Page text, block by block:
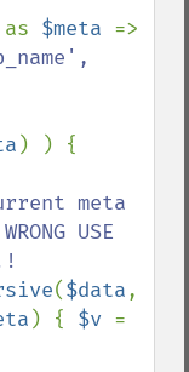
as $meta
) ) {
meta
USE
($data,
) { $v =